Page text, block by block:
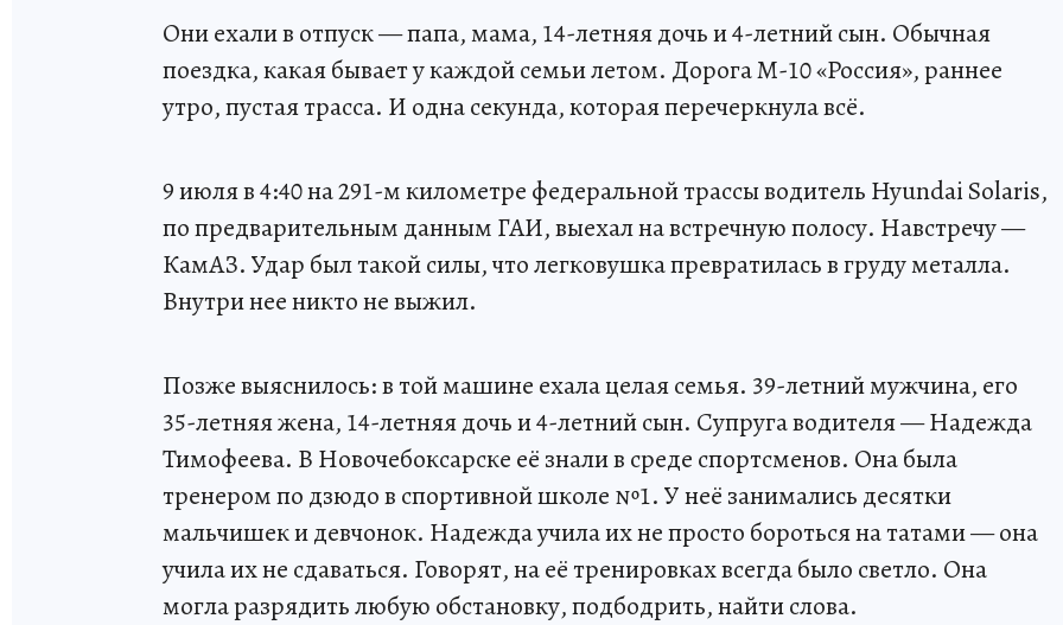
Они ехали в отпуск — папа, мама, 14-летняя дочь и 4-летний сын. Обычная
поездка, какая бывает у каждой семьи летом. Дорога М-10 «Россия», раннее
утро, пустая трасса. И одна секунда, которая перечеркнула всё.
9 июля в 4:40 на 291-м километре федеральной трассы водитель Hyundai Solaris,
по предварительным данным ГАИ, выехал на встречную полосу. Навстречу —
КамАЗ. Удар был такой силы, что легковушка превратилась в груду металла.
Внутри нее никто не выжил.
Позже выяснилось: в той машине ехала целая семья. 39-летний мужчина, его
35-летняя жена, 14-летняя дочь и 4-летний сын. Супруга водителя — Надежда
Тимофеева. В Новочебоксарске её знали в среде спортсменов. Она была
тренером по дзюдо в спортивной школе №1. У неё занимались десятки
мальчишек и девчонок. Надежда учила их не просто бороться на татами — она
учила их не сдаваться. Говорят, на её тренировках всегда было светло. Она
могла разрядить любую обстановку, подбодрить, найти слова.